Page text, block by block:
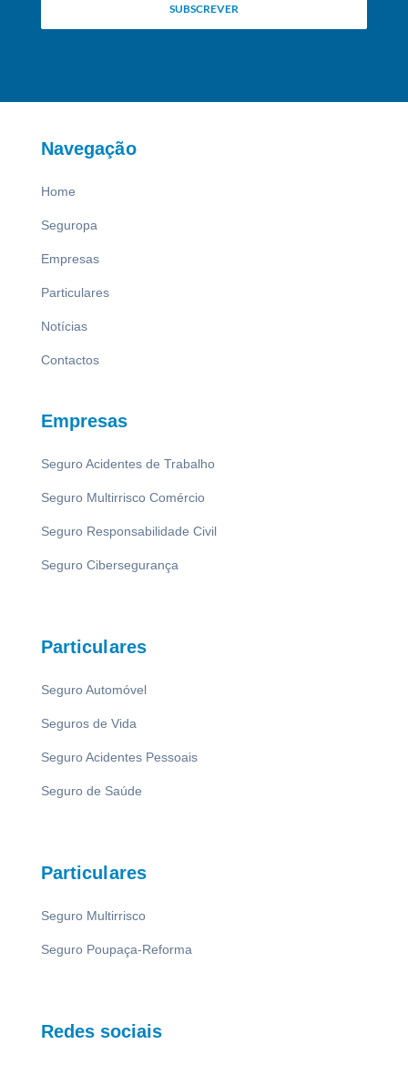
SUBSCREVER
Navegação
Home
Seguropa
Empresas
Particulares
Notícias
Contactos
Empresas
Seguro Acidentes de Trabalho
Seguro Multirrisco Comércio
Seguro Responsabilidade Civil
Seguro Cibersegurança
Particulares
Seguro Automóvel
Seguros de Vida
Seguro Acidentes Pessoais
Seguro de Saúde
Particulares
Seguro Multirrisco
Seguro Poupaça-Reforma
Redes sociais